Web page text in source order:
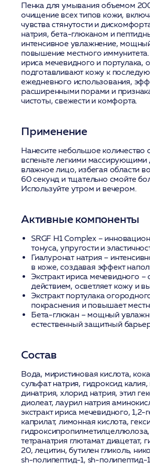
Пенка для умывания объемом
очищение всех типов кожи,
чувства стянутости и
натрия, бета-глюканом и
интенсивное увлажнение,
повышение местного
ириса мечевидного и
подготавливают кожу к
ежедневного использования,
расширенными порами и
чистоты, свежести и комфорта.
Применение
Нанесите небольшое количество
вспеньте легкими
влажное лицо, избегая области
60 секунд и тщательно смойте
Используйте утром и вечером.
Активные компоненты
SRGF H1 Complex –
тонуса, упругости и
Гиалуронат натрия –
в коже, создавая эффект
Экстракт ириса мечевидного –
действием, осветляет кожу и
Экстракт портулака
покраснения и повышает
Бета-глюкан– мощный
естественный защитный
Состав
Вода, миристиновая кислота,
сульфат натрия, гидроксид
динатрия, хлорид натрия, этил
диолеат, лаурил натрия
экстракт ириса мечевидного,
каприлат, лимонная кислота,
тетранатрия глютамат диацетат,
20, лецитин, бутилен гликоль,
sh-полипептид-1, sh-